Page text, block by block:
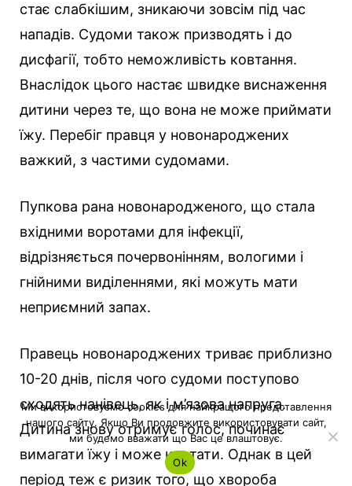
стає слабкішим, зникаючи зовсім під час
нападів. Судоми також призводять і до
дисфагії, тобто неможливість ковтання.
Внаслідок цього настає швидке виснаження
дитини через те, що вона не може приймати
їжу. Перебіг правця у новонароджених
важкий, з частими судомами.
Пупкова рана новонародженого, що стала
вхідними воротами для інфекції,
відрізняється почервонінням, вологими і
гнійними виділеннями, які можуть мати
неприємний запах.
Правець новонароджених триває приблизно
10-20 днів, після чого судоми поступово
сходять нанівець, як і м’язова напруга.
Дитина знову отримує голос, починає
вимагати їжу і може ковтати. Однак в цей
період теж є ризик того, що хвороба
Ми використовуємо cookies для найкращого представлення
нашого сайту. Якщо Ви продовжите використовувати сайт,
ми будемо вважати що Вас це влаштовує.
Ok